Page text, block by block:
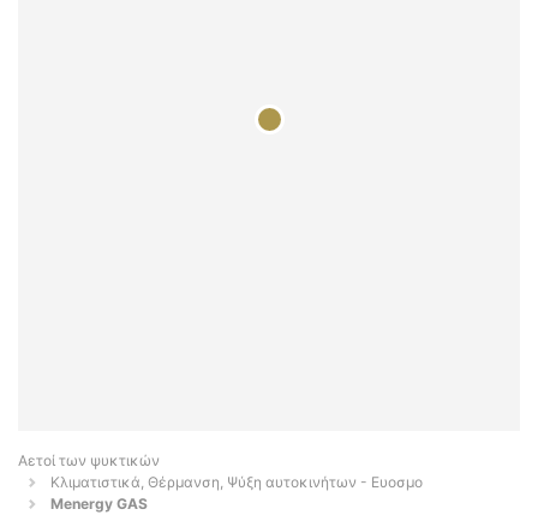
Αετοί των ψυκτικών
Κλιματιστικά, Θέρμανση, Ψύξη αυτοκινήτων - Ευοσμο
Menergy GAS